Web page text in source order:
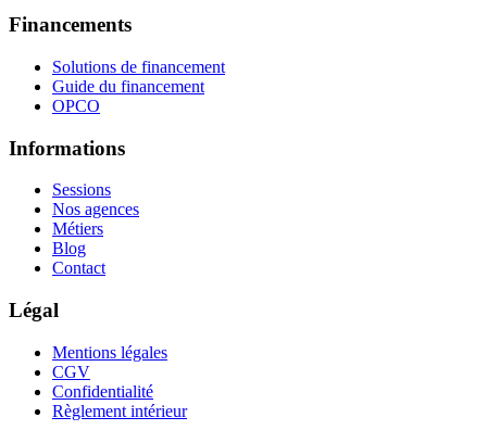
Financements
Solutions de financement
Guide du financement
OPCO
Informations
Sessions
Nos agences
Métiers
Blog
Contact
Légal
Mentions légales
CGV
Confidentialité
Règlement intérieur